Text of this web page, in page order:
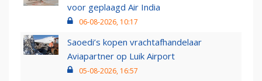
voor geplaagd Air India
06-08-2026, 10:17
Saoedi’s kopen vrachtafhandelaar
Aviapartner op Luik Airport
05-08-2026, 16:57